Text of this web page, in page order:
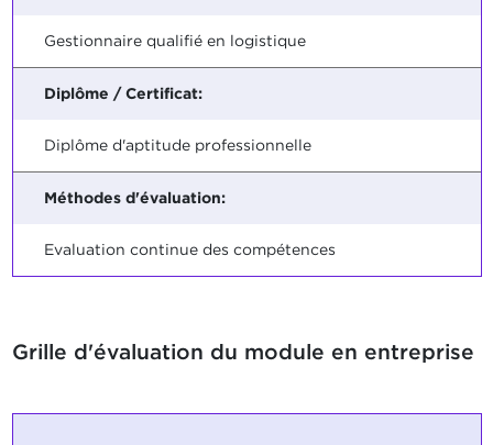
Gestionnaire qualifié en logistique
Diplôme / Certificat:
Diplôme d'aptitude professionnelle
Méthodes d'évaluation:
Evaluation continue des compétences
Grille d'évaluation du module en entreprise